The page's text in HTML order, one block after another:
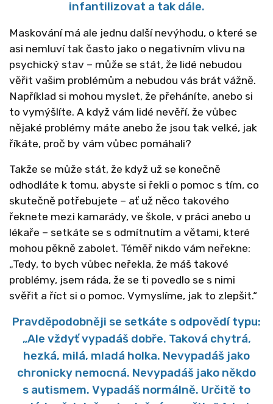
infantilizovat a tak dále.
Maskování má ale jednu další nevýhodu, o které se
asi nemluví tak často jako o negativním vlivu na
psychický stav – může se stát, že lidé nebudou
věřit vašim problémům a nebudou vás brát vážně.
Například si mohou myslet, že přeháníte, anebo si
to vymýšlíte. A když vám lidé nevěří, že vůbec
nějaké problémy máte anebo že jsou tak velké, jak
říkáte, proč by vám vůbec pomáhali?
Takže se může stát, že když už se konečně
odhodláte k tomu, abyste si řekli o pomoc s tím, co
skutečně potřebujete – ať už něco takového
řeknete mezi kamarády, ve škole, v práci anebo u
lékaře – setkáte se s odmítnutím a větami, které
mohou pěkně zabolet. Téměř nikdo vám neřekne:
„Tedy, to bych vůbec neřekla, že máš takové
problémy, jsem ráda, že se ti povedlo se s nimi
svěřit a říct si o pomoc. Vymyslíme, jak to zlepšit.“
Pravděpodobněji se setkáte s odpovědí typu:
„Ale vždyť vypadáš dobře. Taková chytrá,
hezká, milá, mladá holka. Nevypadáš jako
chronicky nemocná. Nevypadáš jako někdo
s autismem. Vypadáš normálně. Určitě to